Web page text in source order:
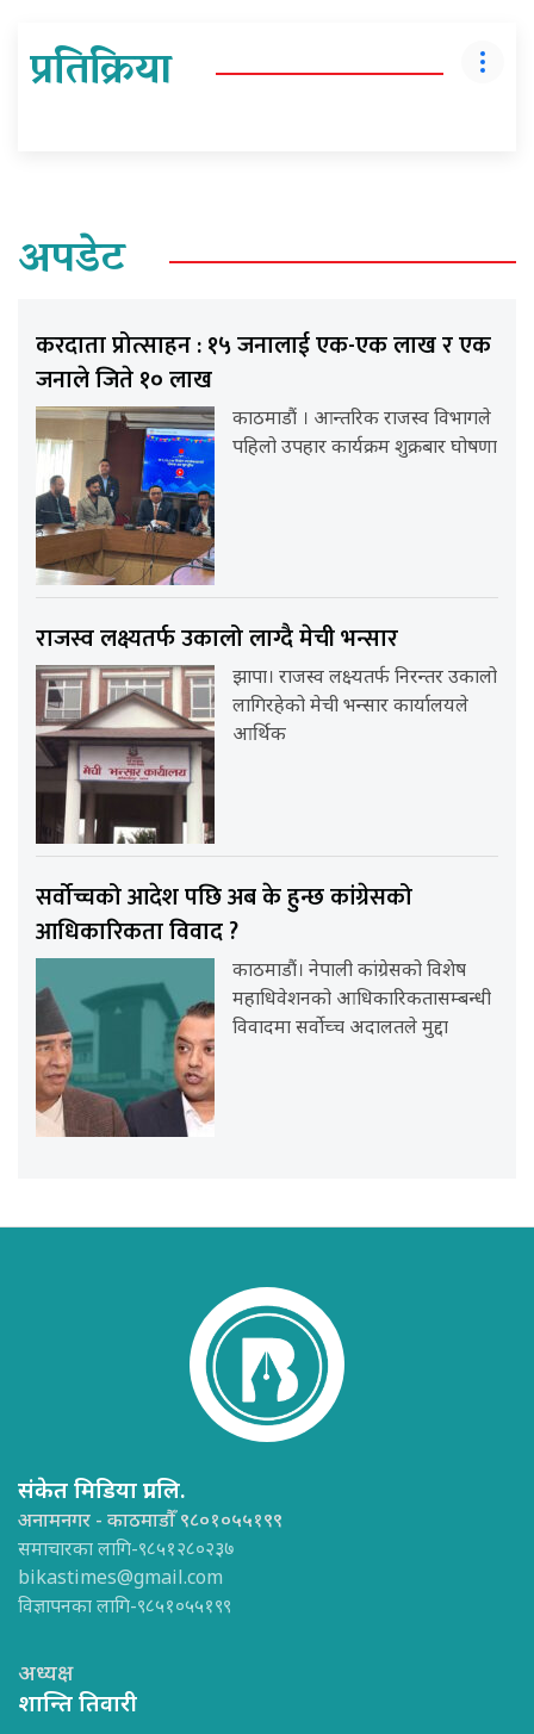
प्रतिक्रिया
अपडेट
करदाता प्रोत्साहन : १५ जनालाई एक-एक लाख र एक
जनाले जिते १० लाख
काठमाडौं । आन्तरिक राजस्व विभागले
पहिलो उपहार कार्यक्रम शुक्रबार घोषणा
राजस्व लक्ष्यतर्फ उकालो लाग्दै मेची भन्सार
झापा। राजस्व लक्ष्यतर्फ निरन्तर उकालो
लागिरहेको मेची भन्सार कार्यालयले
आर्थिक
सर्वोच्चको आदेश पछि अब के हुन्छ कांग्रेसको
आधिकारिकता विवाद ?
काठमाडौं। नेपाली कांग्रेसको विशेष
महाधिवेशनको आधिकारिकतासम्बन्धी
विवादमा सर्वोच्च अदालतले मुद्दा
संकेत मिडिया प्रा.लि.
अनामनगर - काठमाडौँ ९८०१०५५१९९
समाचारका लागि-९८५१२८०२३७
bikastimes@gmail.com
विज्ञापनका लागि-९८५१०५५१९९
अध्यक्ष
शान्ति तिवारी